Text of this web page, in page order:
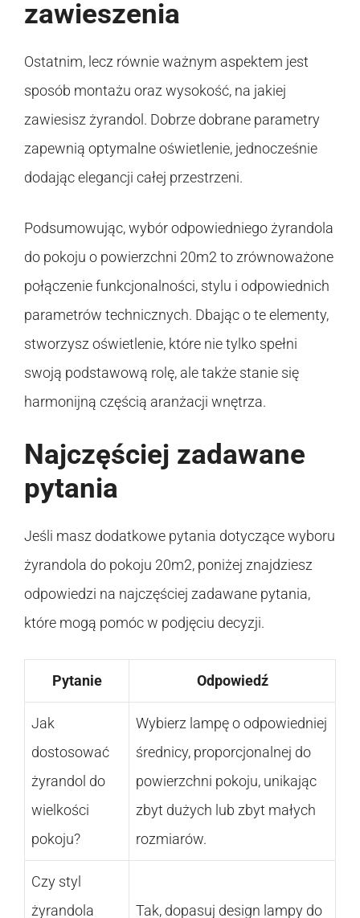
zawieszenia
Ostatnim, lecz równie ważnym aspektem jest
sposób montażu oraz wysokość, na jakiej
zawiesisz żyrandol. Dobrze dobrane parametry
zapewnią optymalne oświetlenie, jednocześnie
dodając elegancji całej przestrzeni.
Podsumowując, wybór odpowiedniego żyrandola
do pokoju o powierzchni 20m2 to zrównoważone
połączenie funkcjonalności, stylu i odpowiednich
parametrów technicznych. Dbając o te elementy,
stworzysz oświetlenie, które nie tylko spełni
swoją podstawową rolę, ale także stanie się
harmonijną częścią aranżacji wnętrza.
Najczęściej zadawane
pytania
Jeśli masz dodatkowe pytania dotyczące wyboru
żyrandola do pokoju 20m2, poniżej znajdziesz
odpowiedzi na najczęściej zadawane pytania,
które mogą pomóc w podjęciu decyzji.
Pytanie Odpowiedź
Jak
dostosować
żyrandol do
wielkości
pokoju?
Wybierz lampę o odpowiedniej
średnicy, proporcjonalnej do
powierzchni pokoju, unikając
zbyt dużych lub zbyt małych
rozmiarów.
Czy styl
żyrandola
Tak, dopasuj design lampy do